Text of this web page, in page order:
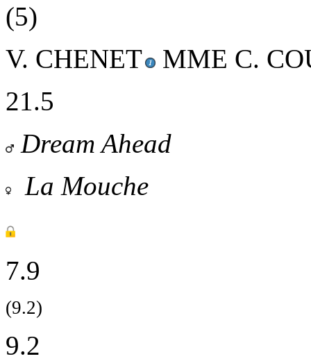
(5)
V. CHENET
MME C.
21.5
Dream Ahead
La Mouche
7.9
(9.2)
9.2